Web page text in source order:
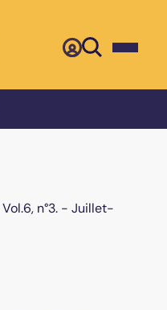
n°3. - Juillet-